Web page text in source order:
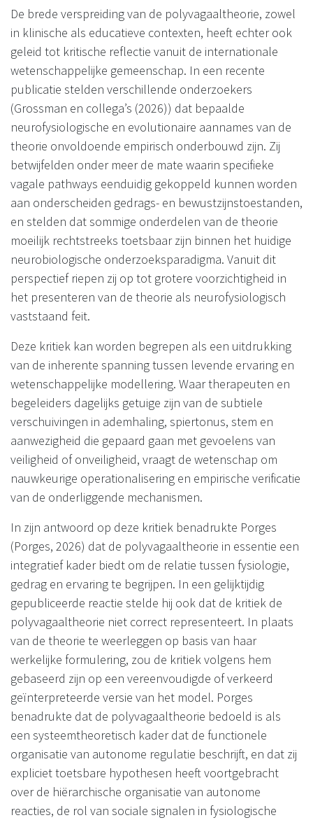
De brede verspreiding van de polyvagaaltheorie, zowel
in klinische als educatieve contexten, heeft echter ook
geleid tot kritische reflectie vanuit de internationale
wetenschappelijke gemeenschap. In een recente
publicatie stelden verschillende onderzoekers
(Grossman en collega’s (2026)) dat bepaalde
neurofysiologische en evolutionaire aannames van de
theorie onvoldoende empirisch onderbouwd zijn. Zij
betwijfelden onder meer de mate waarin specifieke
vagale pathways eenduidig gekoppeld kunnen worden
aan onderscheiden gedrags- en bewustzijnstoestanden,
en stelden dat sommige onderdelen van de theorie
moeilijk rechtstreeks toetsbaar zijn binnen het huidige
neurobiologische onderzoeksparadigma. Vanuit dit
perspectief riepen zij op tot grotere voorzichtigheid in
het presenteren van de theorie als neurofysiologisch
vaststaand feit.
Deze kritiek kan worden begrepen als een uitdrukking
van de inherente spanning tussen levende ervaring en
wetenschappelijke modellering. Waar therapeuten en
begeleiders dagelijks getuige zijn van de subtiele
verschuivingen in ademhaling, spiertonus, stem en
aanwezigheid die gepaard gaan met gevoelens van
veiligheid of onveiligheid, vraagt de wetenschap om
nauwkeurige operationalisering en empirische verificatie
van de onderliggende mechanismen.
In zijn antwoord op deze kritiek benadrukte Porges
(Porges, 2026) dat de polyvagaaltheorie in essentie een
integratief kader biedt om de relatie tussen fysiologie,
gedrag en ervaring te begrijpen. In een gelijktijdig
gepubliceerde reactie stelde hij ook dat de kritiek de
polyvagaaltheorie niet correct representeert. In plaats
van de theorie te weerleggen op basis van haar
werkelijke formulering, zou de kritiek volgens hem
gebaseerd zijn op een vereenvoudigde of verkeerd
geïnterpreteerde versie van het model. Porges
benadrukte dat de polyvagaaltheorie bedoeld is als
een systeemtheoretisch kader dat de functionele
organisatie van autonome regulatie beschrijft, en dat zij
expliciet toetsbare hypothesen heeft voortgebracht
over de hiërarchische organisatie van autonome
reacties, de rol van sociale signalen in fysiologische